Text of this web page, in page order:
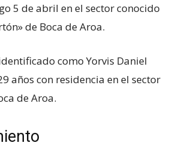
5 de abril en el sector conocido
de Boca de Aroa.
como Yorvis Daniel
años con residencia en el sector
de Aroa.